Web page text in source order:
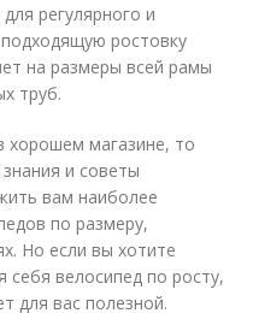
регулярного и
ростовку
на размеры всей рамы
труб.
хорошем магазине, то
и советы
вам наиболее
по размеру,
Но если вы хотите
велосипед по росту,
для вас полезной.